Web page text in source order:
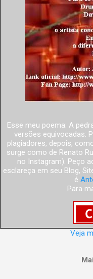
Esse meu poema: A
versões equivocadas:
plagiadores, depois,
surge como de Renato
no Instagram). Peço
esclareça em seu Blog,
é
Para
Veja